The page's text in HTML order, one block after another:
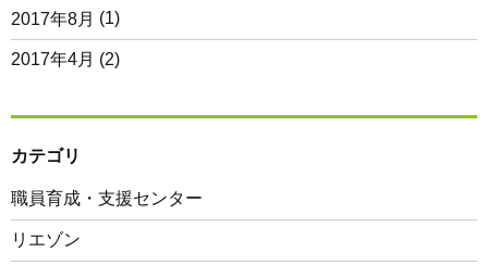
2017年8月 (1)
2017年4月 (2)
カテゴリ
職員育成・支援センター
リエゾン